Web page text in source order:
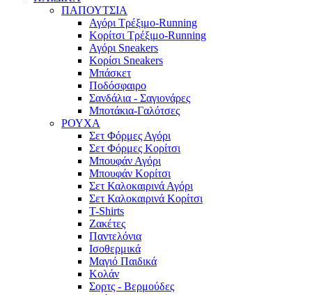
ΠΑΠΟΥΤΣΙΑ
Αγόρι Τρέξιμο-Running
Κορίτσι Τρέξιμο-Running
Αγόρι Sneakers
Κορίσι Sneakers
Μπάσκετ
Ποδόσφαιρο
Σανδάλια - Σαγιονάρες
Μποτάκια-Γαλότσες
ΡΟΥΧΑ
Σετ Φόρμες Αγόρι
Σετ Φόρμες Κορίτσι
Μπουφάν Αγόρι
Μπουφάν Κορίτσι
Σετ Καλοκαιρινά Αγόρι
Σετ Καλοκαιρινά Κορίτσι
T-Shirts
Ζακέτες
Παντελόνια
Ισοθερμικά
Μαγιό Παιδικά
Κολάν
Σορτς - Βερμούδες